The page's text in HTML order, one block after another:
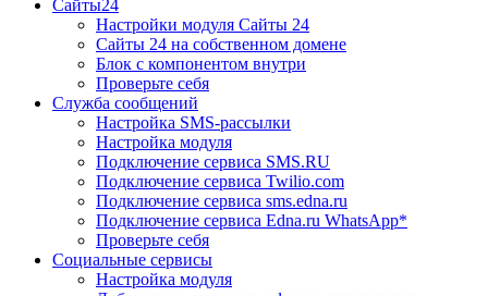
Сайты24
Настройки модуля Сайты 24
Сайты 24 на собственном домене
Блок с компонентом внутри
Проверьте себя
Служба сообщений
Настройка SMS-рассылки
Настройка модуля
Подключение сервиса SMS.RU
Подключение сервиса Twilio.com
Подключение сервиса sms.edna.ru
Подключение сервиса Edna.ru WhatsApp*
Проверьте себя
Социальные сервисы
Настройка модуля